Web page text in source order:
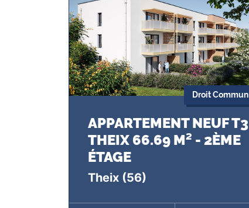
Droit Commun
APPARTEMENT NEUF T3
THEIX 66.69 M² - 2ÈME
ÉTAGE
Theix (56)